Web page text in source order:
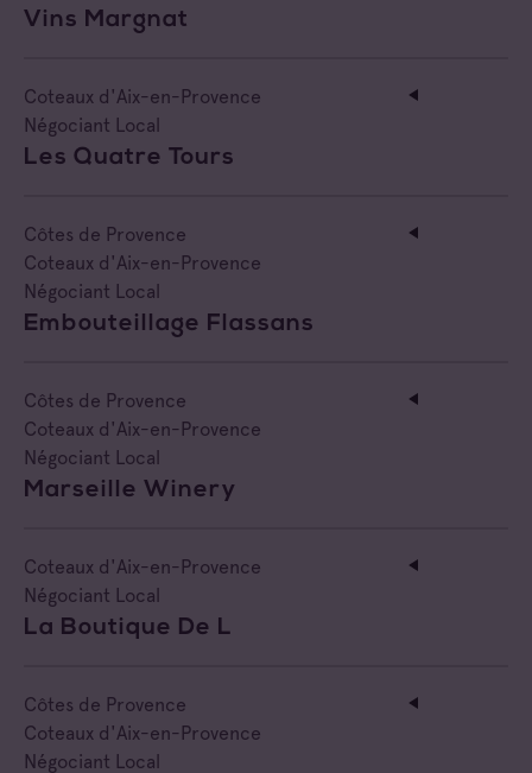
Vins Margnat
Coteaux d'Aix-en-Provence
Négociant Local
Les Quatre Tours
Côtes de Provence
Coteaux d'Aix-en-Provence
Négociant Local
Embouteillage Flassans
Côtes de Provence
Coteaux d'Aix-en-Provence
Négociant Local
Marseille Winery
Coteaux d'Aix-en-Provence
Négociant Local
La Boutique De L
Côtes de Provence
Coteaux d'Aix-en-Provence
Négociant Local